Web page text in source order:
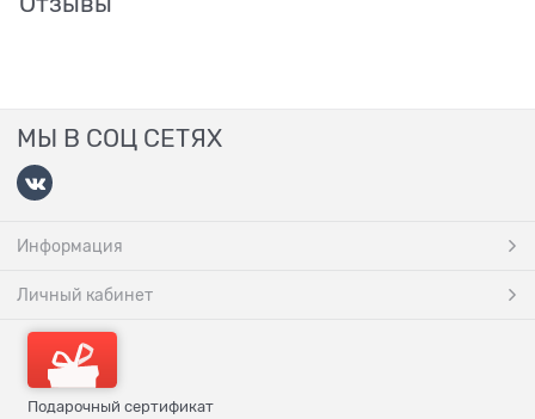
МЫ В СОЦ СЕТЯХ
Информация
Личный кабинет
Подарочный сертификат